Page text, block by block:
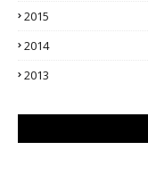
2015
2014
2013